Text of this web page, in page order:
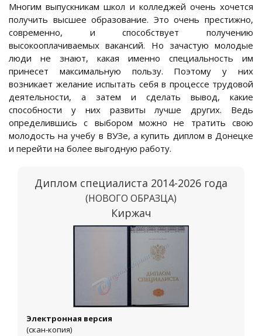
Многим выпускникам школ и колледжей очень хочется
получить высшее образование. Это очень престижно,
современно, и способствует получению
высокооплачиваемых вакансий. Но зачастую молодые
люди не знают, какая именно специальность им
принесет максимальную пользу. Поэтому у них
возникает желание испытать себя в процессе трудовой
деятельности, а затем и сделать вывод, какие
способности у них развиты лучше других. Ведь
определившись с выбором можно не тратить свою
молодость на учебу в ВУЗе, а купить диплом в Донецке
и перейти на более выгодную работу.
Диплом специалиста 2014-2026 года
(НОВОГО ОБРАЗЦА)
Киржач
Электронная версия
(скан-копия)